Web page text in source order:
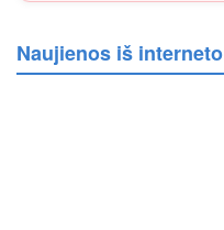
Naujienos iš interneto